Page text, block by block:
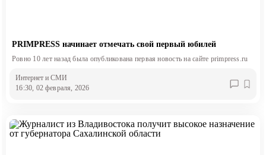
PRIMPRESS начинает отмечать свой первый юбилей
Ровно 10 лет назад была опубликована первая новость на сайте primpress.ru
Интернет и СМИ
16:30, 02 февраля, 2026